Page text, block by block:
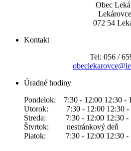
Obec
072 54
Kontakt
Tel: 056 /
Úradné hodiny
Pondelok: 7:30 - 12:00 12:30 -
Utorok: 7:30 - 12:00 12:30 -
Streda: 7:30 - 12:00 12:30 -
Štvrtok: nestránkový deň
Piatok: 7:30 - 12:00 12:30 -